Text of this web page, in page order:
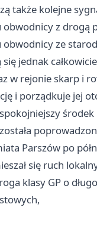
także kolejne
z drogą
ze
się jednak
w rejonie skarp i
i porządkuje jej
Parszów po
się ruch
klasy GP o